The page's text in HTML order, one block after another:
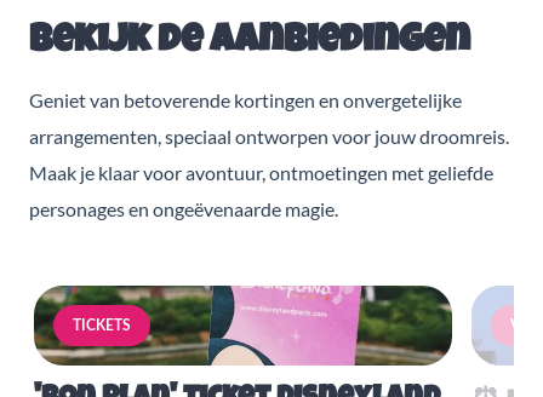
Bekijk de aanbiedingen
Geniet van betoverende kortingen en onvergetelijke
arrangementen, speciaal ontworpen voor jouw droomreis.
Maak je klaar voor avontuur, ontmoetingen met geliefde
personages en ongeëvenaarde magie.
TICKETS